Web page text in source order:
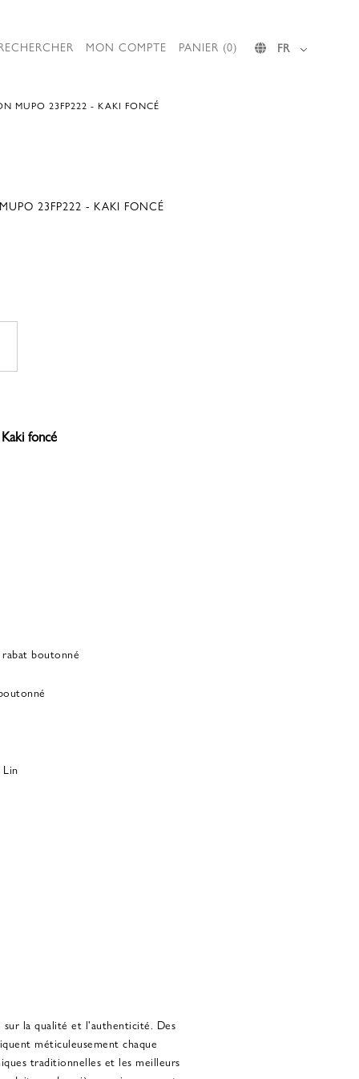
MON COMPTE PANIER (0) FR
MUPO 23FP222 - KAKI FONCÉ
23FP222 - KAKI FONCÉ
est
387,00 €.
foncé
rabat boutonné
sur la qualité et l'authenticité. Des
méticuleusement chaque
traditionnelles et les meilleurs